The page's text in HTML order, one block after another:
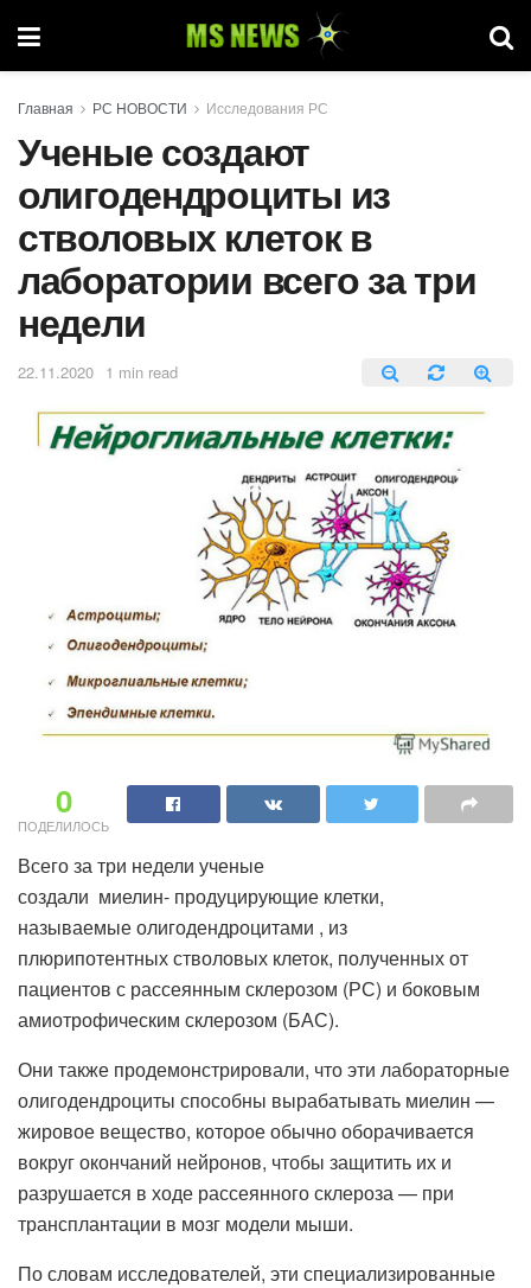
Главная РС НОВОСТИ Исследования РС
Ученые создают
олигодендроциты из
стволовых клеток в
лаборатории всего за три
недели
22.11.2020 1 min read
0
ПОДЕЛИЛОСЬ
Всего за три недели ученые
создали миелин- продуцирующие клетки,
называемые олигодендроцитами , из
плюрипотентных стволовых клеток, полученных от
пациентов с рассеянным склерозом (РС) и боковым
амиотрофическим склерозом (БАС).
Они также продемонстрировали, что эти лабораторные
олигодендроциты способны вырабатывать миелин —
жировое вещество, которое обычно оборачивается
вокруг окончаний нейронов, чтобы защитить их и
разрушается в ходе рассеянного склероза — при
трансплантации в мозг модели мыши.
По словам исследователей, эти специализированные